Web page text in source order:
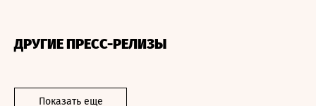
ДРУГИЕ ПРЕСС-РЕЛИЗЫ
Показать еще